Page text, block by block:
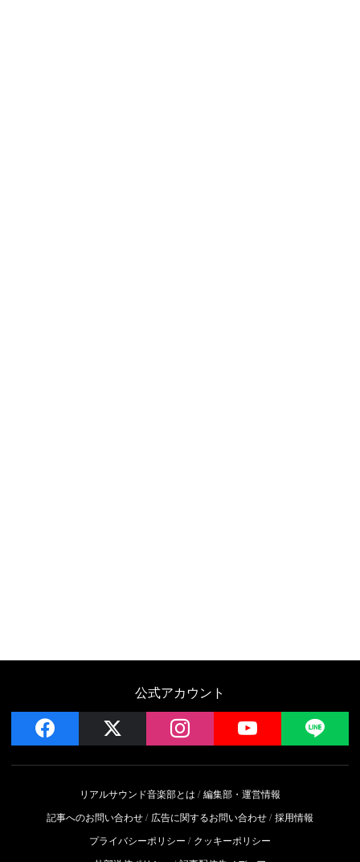
公式アカウント
facebook instagram YouTube
リアルサウンド音楽部とは
編集部・運営情報
記事へのお問い合わせ
広告に関するお問い合わせ 採用情報
プライバシーポリシー
クッキーポリシー